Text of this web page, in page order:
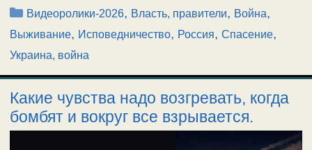
Рубрики
Видеоролики-2026, Власть, правители, Война,
Выживание, Исповедничество, Россия, Спасение,
Украина, война
Какие чувства надо возгревать, когда
бомбят и вокруг все взрывается.